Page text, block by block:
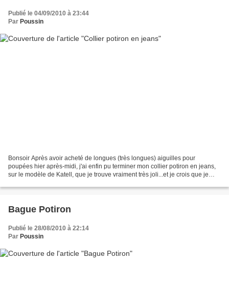
Publié le 04/09/2010 à 23:44
Par Poussin
Bonsoir Après avoir acheté de longues (très longues) aiguilles pour
poupées hier après-midi, j'ai enfin pu terminer mon collier potiron en jeans,
sur le modèle de Katell, que je trouve vraiment très joli...et je crois que je
Bague Potiron
Publié le 28/08/2010 à 22:14
Par Poussin